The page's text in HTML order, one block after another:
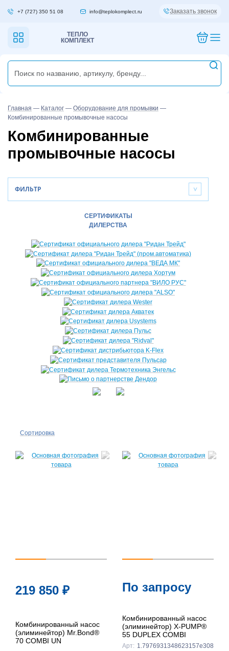
+7 (727) 350 51 08 info@teplokomplect.ru Заказать звонок
ТЕПЛО
КОМПЛЕКТ
Главная — Каталог — Оборудование для промывки —
Комбинированные промывочные насосы
Комбинированные
промывочные насосы
ФИЛЬТР >
СЕРТИФИКАТЫ
ДИЛЕРСТВА
Сортировка
↑
↓
219 850 ₽
Комбинированный насос
(элиминейтор) Mr.Bond®
70 COMBI UN
По запросу
Комбинированный насос
(элиминейтор) X-PUMP®
55 DUPLEX COMBI
Арт: 1.7976931348623157e308